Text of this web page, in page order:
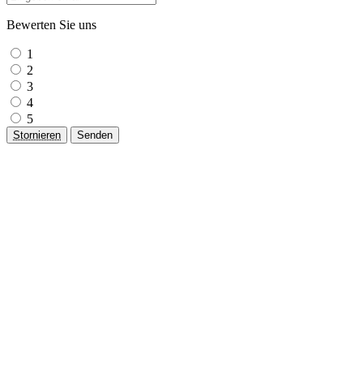
Bewerten Sie uns
1
2
3
4
5
Stornieren Senden